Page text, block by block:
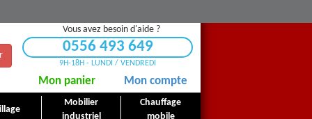
Vous avez besoin d'aide ?
0556 493 649
9H-18H - LUNDI / VENDREDI
Mon panier Mon compte
Mobilier
industriel
Chauffage
mobile